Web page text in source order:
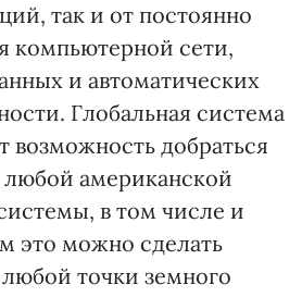
так и от постоянно
компьютерной сети,
и автоматических
Глобальная система
возможность добраться
любой американской
в том числе и
это можно сделать
точки земного